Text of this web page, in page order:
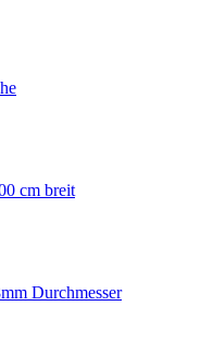
cm breit
Durchmesser